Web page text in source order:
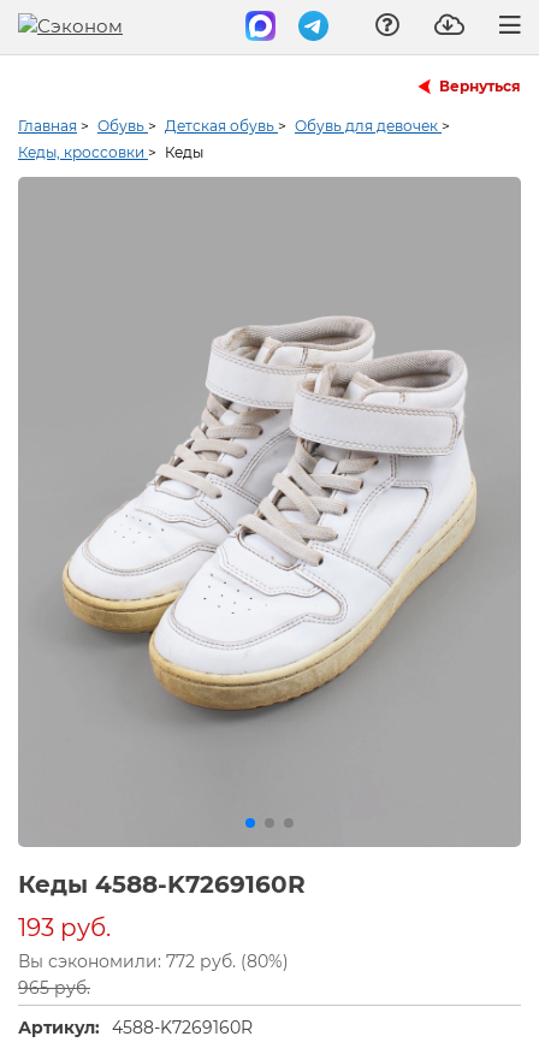
Вернуться
Главная > Обувь > Детская обувь > Обувь для девочек >
Кеды, кроссовки > Кеды
Кеды 4588-K7269160R
193 руб.
Вы сэкономили: 772 руб. (80%)
965 руб.
Артикул: 4588-K7269160R